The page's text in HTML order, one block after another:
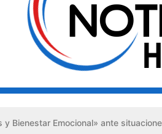
Emocional» ante situaciones de